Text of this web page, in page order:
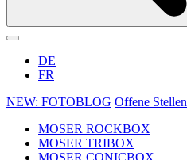
DE
FR
NEW: FOTOBLOG Offene Stellen
MOSER ROCKBOX
MOSER TRIBOX
MOSER CONICBOX